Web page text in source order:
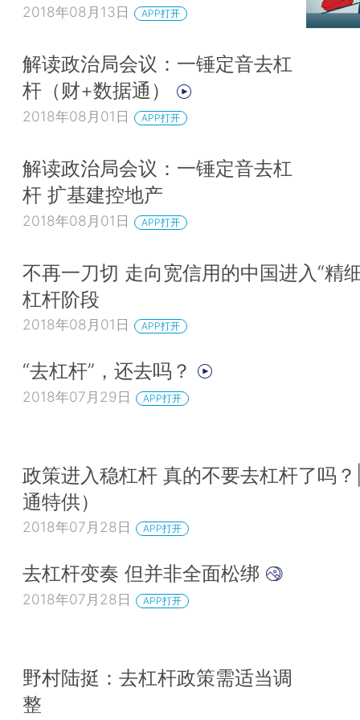
2018年08月13日 APP打开
解读政治局会议：一锤定音去杠
杆（财+数据通）
2018年08月01日 APP打开
解读政治局会议：一锤定音去杠
杆 扩基建控地产
2018年08月01日 APP打开
不再一刀切 走向宽信用的中国进入“精
杠杆阶段
2018年08月01日 APP打开
“去杠杆”，还去吗？
2018年07月29日 APP打开
政策进入稳杠杆 真的不要去杠杆了吗
通特供）
2018年07月28日 APP打开
去杠杆变奏 但并非全面松绑
2018年07月28日 APP打开
野村陆挺：去杠杆政策需适当调
整